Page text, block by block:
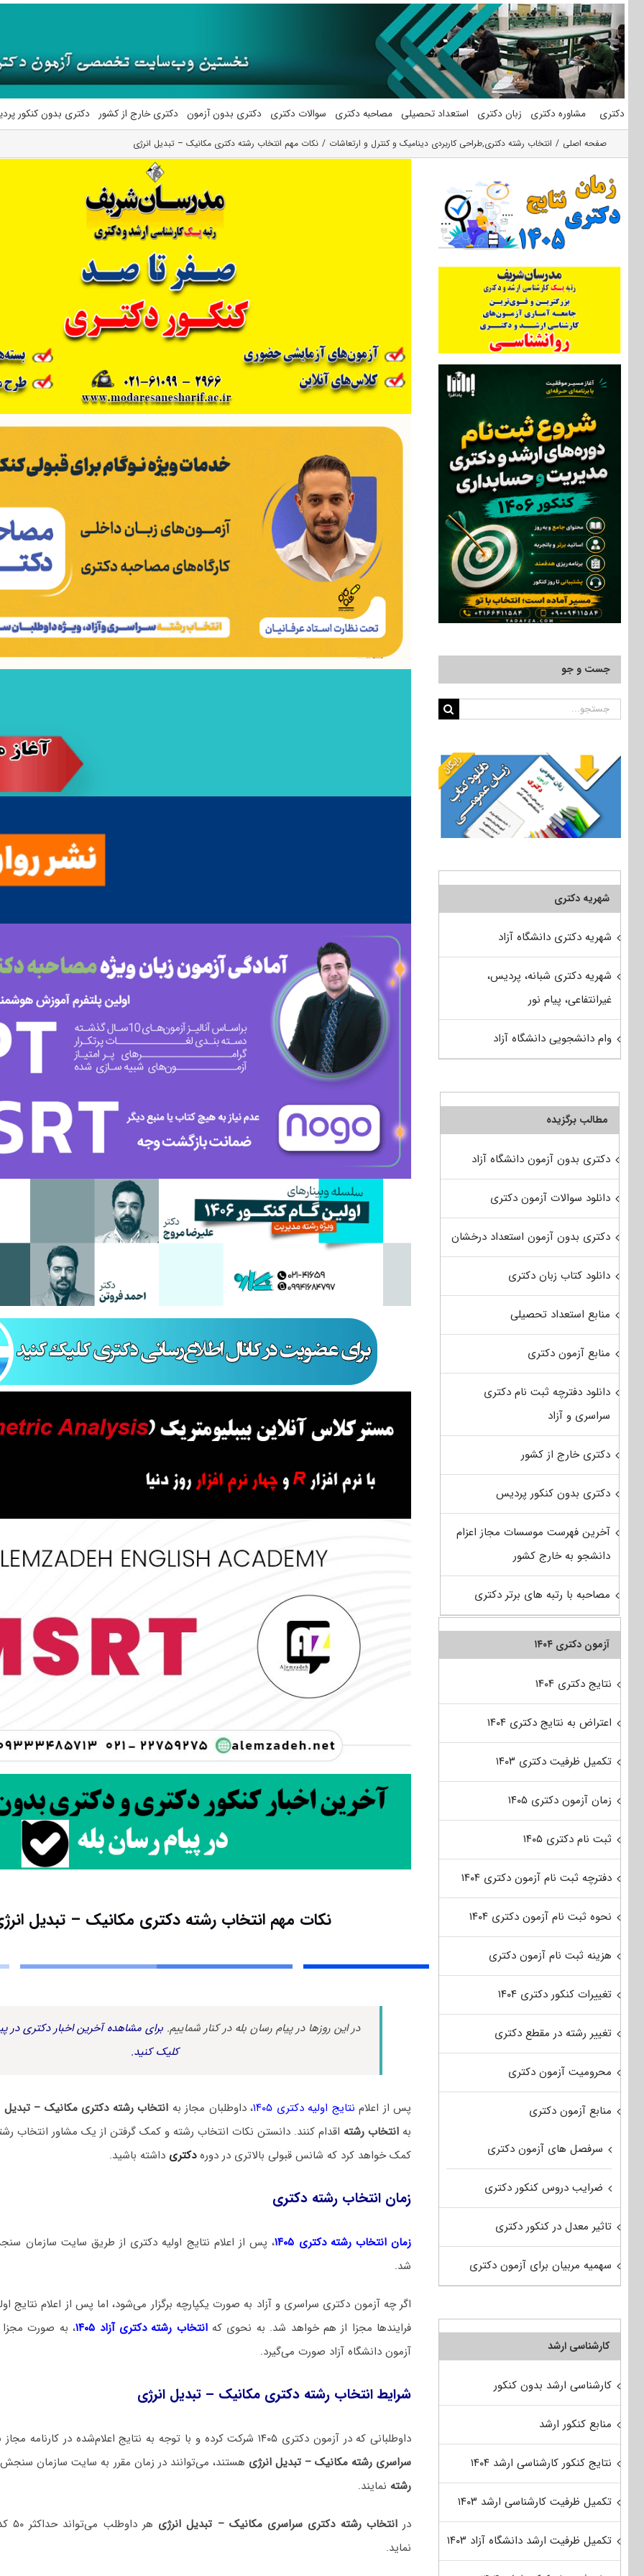
محتوا
دکتری مشاوره دکتری زبان دکتری استعداد تحصیلی مصاحبه دکتری سوالات دکتری دکتری بدون آزمون دکتری خارج از کشور دکتری بدون کنکور
صفحه اصلی انتخاب رشته دکتری,طراحی کاربردی دینامیک و کنترل و ارتعاشات نکات مهم انتخاب رشته دکتری مکانیک – تبدیل انرژی
نکات مهم انتخاب رشته دکتری مکانیک – تبدیل
در این روزها در پیام رسان بله در کنار شماییم. برای مشاهده آخرین اخبار دکتری در
کلیک کنید.
پس از اعلام نتایج اولیه دکتری ۱۴۰۵ ، داوطلبان مجاز به انتخاب رشته دکتری مکانیک – تبدیل
به انتخاب رشته اقدام کنند. دانستن نکات انتخاب رشته و کمک گرفتن از یک مشاور انتخاب
کمک خواهد کرد که شانس قبولی بالاتری در دورهدکتری داشته باشید.
زمان انتخاب رشته دکتری
زمان انتخاب رشته دکتری ۱۴۰۵
، پس از اعلام نتایج اولیه دکتری از طریق سایت سازمان
شد.
اگر چه آزمون دکتری سراسری و آزاد به صورت یکپارچه برگزار می‌شود، اما پس از اعلام نتایج
فرایندها مجزا از هم خواهد شد. به نحوی که انتخاب رشته دکتری آزاد ۱۴۰۵
، به صورت
آزمون دانشگاه آزاد صورت می‌گیرد.
شرایط انتخاب رشته دکتری مکانیک – تبدیل انرژی
داوطلبانی که در آزمون دکتری ۱۴۰۵ شرکت کرده و با توجه به نتایج اعلام‌شده در کارنامه مجاز به
سراسری رشته مکانیک – تبدیل انرژی هستند، می‌توانند در زمان مقرر به سایت سازمان
رشته نمایند.
درانتخاب رشته دکتری سراسری مکانیک – تبدیل انرژی
هر
نماید.
جست و جو
جستجو
شهریه دکتری
شهریه دکتری دانشگاه آزاد
شهریه دکتری شبانه، پردیس،
غیرانتفاعی، پیام نور
وام دانشجویی دانشگاه آزاد
مطالب برگزیده
دکتری بدون آزمون دانشگاه آزاد
دانلود سوالات آزمون دکتری
دکتری بدون آزمون استعداد درخشان
دانلود کتاب زبان دکتری
منابع استعداد تحصیلی
منابع آزمون دکتری
دانلود دفترچه ثبت نام دکتری
سراسری و آزاد
دکتری خارج از کشور
دکتری بدون کنکور پردیس
آخرین فهرست موسسات مجاز اعزام
دانشجو به خارج کشور
مصاحبه با رتبه های برتر دکتری
آزمون دکتری ۱۴۰۴
نتایج دکتری ۱۴۰۴
اعتراض به نتایج دکتری ۱۴۰۴
تکمیل ظرفیت دکتری ۱۴۰۳
زمان آزمون دکتری ۱۴۰۵
ثبت نام دکتری ۱۴۰۵
دفترچه ثبت نام آزمون دکتری ۱۴۰۴
نحوه ثبت نام آزمون دکتری ۱۴۰۴
هزینه ثبت نام آزمون دکتری
تغییرات کنکور دکتری ۱۴۰۴
تغییر رشته در مقطع دکتری
محرومیت آزمون دکتری
منابع آزمون دکتری
سرفصل های آزمون دکتری
ضرایب دروس کنکور دکتری
تاثیر معدل در کنکور دکتری
سهمیه مربیان برای آزمون دکتری
کارشناسی ارشد
کارشناسی ارشد بدون کنکور
منابع کنکور ارشد
نتایج کنکور کارشناسی ارشد ۱۴۰۴
تکمیل ظرفیت کارشناسی ارشد ۱۴۰۳
تکمیل ظرفیت ارشد دانشگاه آزاد ۱۴۰۳